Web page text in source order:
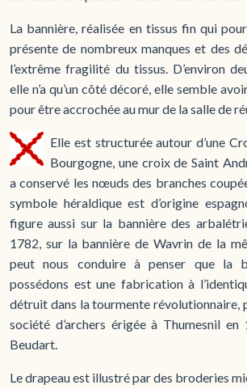
La bannière, réalisée en tissus fin qui
présente de nombreux manques et des
l’extrême fragilité du tissus. D’environ
elle n’a qu’un côté décoré, elle semble
pour être accrochée au mur de la salle de
Elle est structurée autour d’une
Bourgogne, une croix de Saint
a conservé les nœuds des branches
symbole héraldique est d’origine
figure aussi sur la bannière des
1782, sur la bannière de Wavrin de la
peut nous conduire à penser que la
possédons est une fabrication à
détruit dans la tourmente révolutionnaire,
société d’archers érigée à Thumesnil
Beudart.
Le drapeau est illustré par des broderies